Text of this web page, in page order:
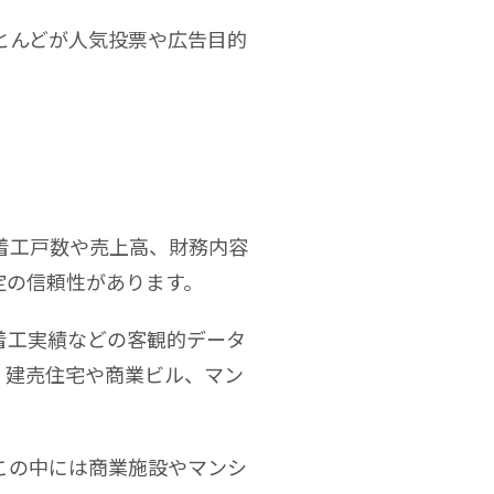
どが人気投票や広告目的
戸数や売上高、財務内容
信頼性があります。
実績などの客観的データ
売住宅や商業ビル、マン
中には商業施設やマンシ